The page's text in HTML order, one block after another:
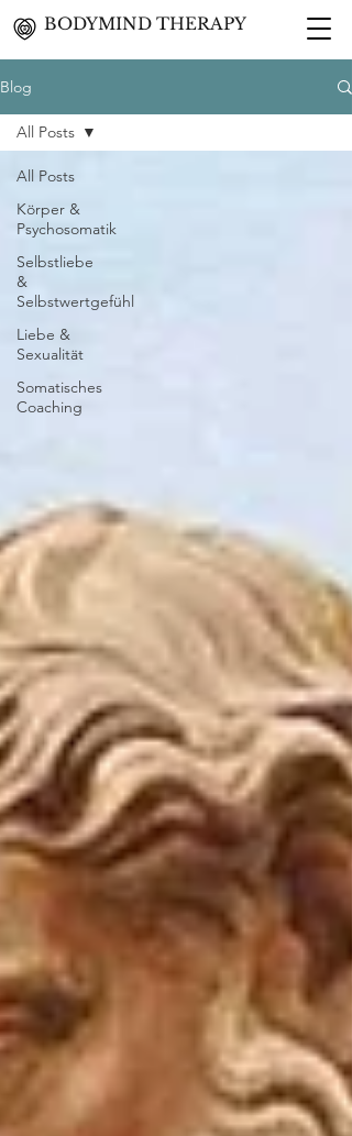
BODYMIND THERAPY
Blog
All Posts
Körper &
Psychosomatik
Selbstliebe
&
Selbstwertgefühl
Liebe &
Sexualität
Somatisches
Coaching
All Posts